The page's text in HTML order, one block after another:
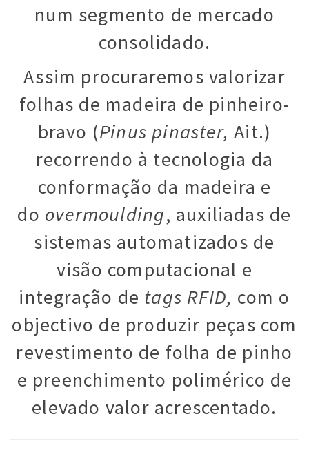
num segmento de mercado
consolidado.
Assim procuraremos valorizar
folhas de madeira de pinheiro-
bravo (Pinus pinaster, Ait.)
recorrendo à tecnologia da
conformação da madeira e
do overmoulding, auxiliadas de
sistemas automatizados de
visão computacional e
integração de tags RFID, com o
objectivo de produzir peças com
revestimento de folha de pinho
e preenchimento polimérico de
elevado valor acrescentado.